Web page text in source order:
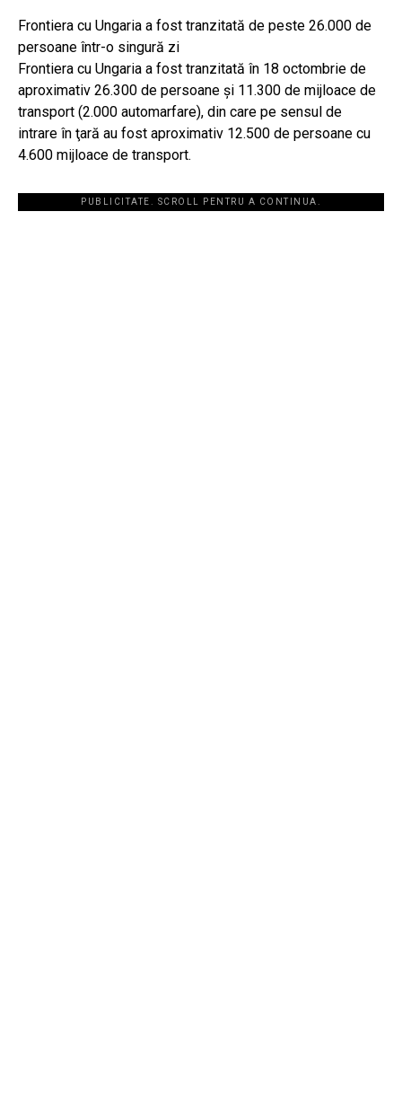
Frontiera cu Ungaria a fost tranzitată de peste 26.000 de
persoane într-o singură zi
Frontiera cu Ungaria a fost tranzitată în 18 octombrie de
aproximativ 26.300 de persoane şi 11.300 de mijloace de
transport (2.000 automarfare), din care pe sensul de
intrare în ţară au fost aproximativ 12.500 de persoane cu
4.600 mijloace de transport.
PUBLICITATE. SCROLL PENTRU A CONTINUA.